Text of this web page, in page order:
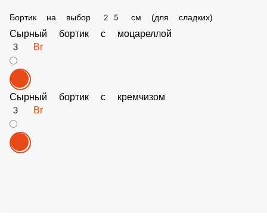
Бортик на выбор 25 см (для сладких)
Сырный бортик с моцареллой
3 Br
Сырный бортик с кремчизом
3 Br